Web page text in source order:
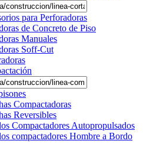
para Perforadoras
de Concreto de Piso
Manuales
Soff-Cut
Compactadoras
Reversibles
Compactadores Autopropulsados
compactadores Hombre a Bordo